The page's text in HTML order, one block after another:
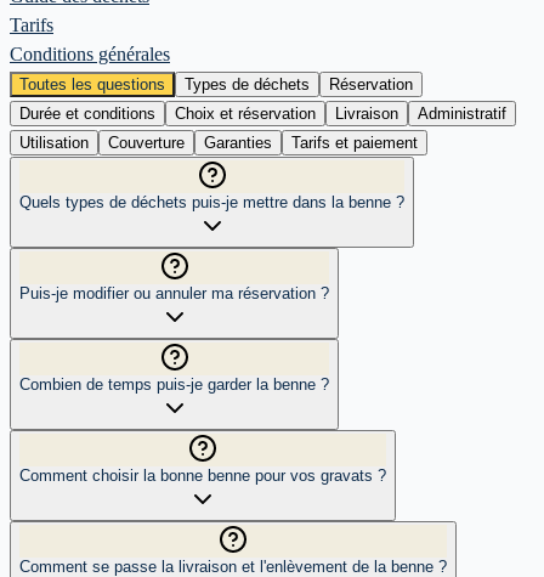
Tarifs
Conditions générales
Toutes les questions Types de déchets
Réservation
Durée et conditions
Choix et réservation Livraison
Administratif
Utilisation
Couverture Garanties Tarifs et paiement
Quels types de déchets puis-je mettre dans la benne ?
Puis-je modifier ou annuler ma réservation ?
Combien de temps puis-je garder la benne ?
Comment choisir la bonne benne pour vos gravats ?
Comment se passe la livraison et l'enlèvement de la benne ?